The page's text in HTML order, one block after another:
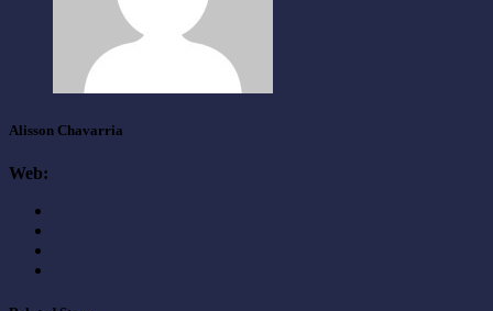
Alisson Chavarria
Web: